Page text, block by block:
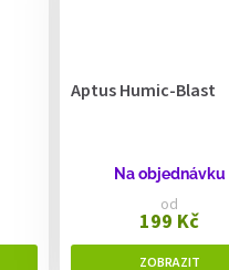
Aptus Humic-Blast
Na objednávku
od
199 Kč